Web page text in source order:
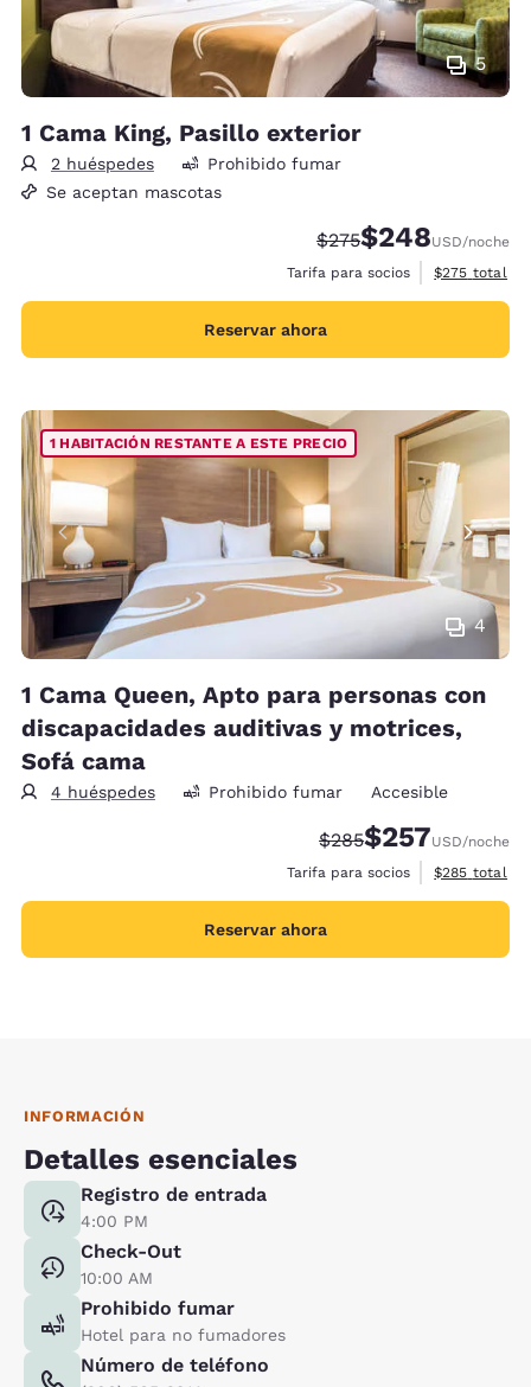
5
1 Cama King, Pasillo exterior
2 huéspedes
Prohibido fumar
Se aceptan mascotas
Precio tachado:
$275Precio con
$248USD/noche
Tarifa para socios
Ver detalles
$275 total
Reservar ahora
4
1 HABITACIÓN RESTANTE A ESTE PRECIO
1 Cama Queen, Apto para personas con
discapacidades auditivas y motrices,
Sofá cama
4 huéspedes Prohibido fumar Accesible
Precio tachado:
$285Precio con
$257USD/noche
Tarifa para socios
Ver detalles
$285 total
Reservar ahora
INFORMACIÓN
Detalles esenciales
Registro de entrada
4:00 PM
Check-Out
10:00 AM
Prohibido fumar
Hotel para no fumadores
Número de teléfono